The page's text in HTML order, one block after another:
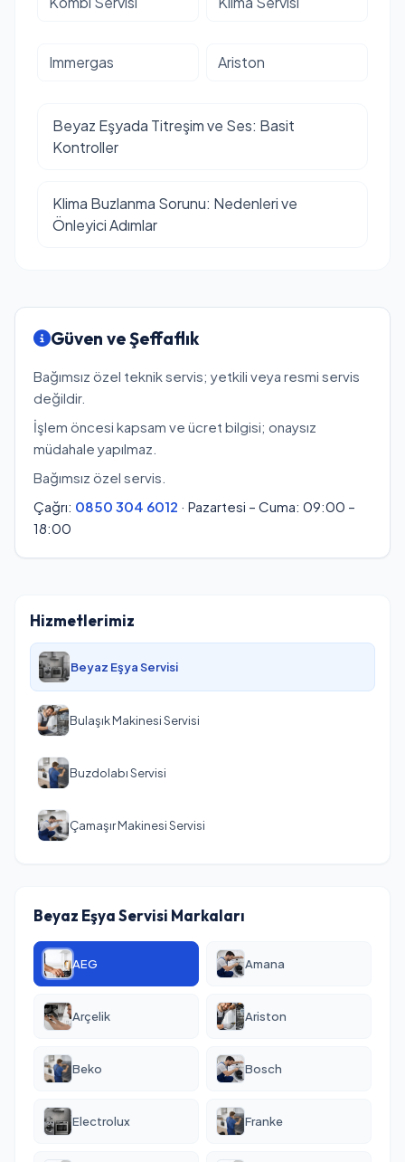
Immergas Ariston
Beyaz Eşyada Titreşim ve Ses: Basit
Kontroller
Klima Buzlanma Sorunu: Nedenleri ve
Önleyici Adımlar
Güven ve Şeffaflık
Bağımsız özel teknik servis; yetkili veya resmi servis
değildir.
İşlem öncesi kapsam ve ücret bilgisi; onaysız
müdahale yapılmaz.
Bağımsız özel servis.
Çağrı: 0850 304 6012 · Pazartesi – Cuma: 09:00 –
18:00
Hizmetlerimiz
Beyaz Eşya Servisi
Bulaşık Makinesi Servisi
Buzdolabı Servisi
Çamaşır Makinesi Servisi
Beyaz Eşya Servisi Markaları
AEG Amana
Arçelik Ariston
Beko Bosch
Electrolux Franke